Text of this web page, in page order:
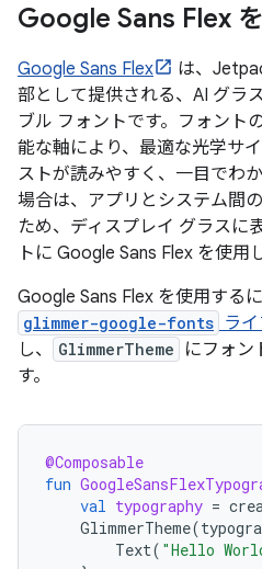
Google Sans Flex
Google Sans Flex
は、
部として提供される、AI グラ
ブル フォントです。フォント
能な軸により、最適な光学サ
ストが読みやすく、一目でわ
場合は、アプリとシステム間
ため、ディスプレイ グラスに
トに Google Sans Flex を使用
Google Sans Flex を使用するに
glimmer-google-fonts ラ
し、
GlimmerTheme
にフォン
す。
@Composable
fun
val typography =
GlimmerTheme(
Text( "Hello